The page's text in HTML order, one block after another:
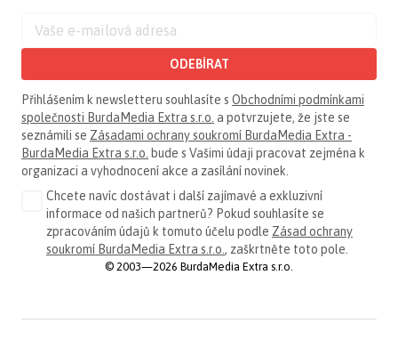
ODEBÍRAT
Přihlášením k newsletteru souhlasíte s Obchodními podmínkami
společnosti BurdaMedia Extra s.r.o. a potvrzujete, že jste se
seznámili se Zásadami ochrany soukromí BurdaMedia Extra -
BurdaMedia Extra s.r.o. bude s Vašimi údaji pracovat zejména k
organizaci a vyhodnocení akce a zasílání novinek.
Chcete navíc dostávat i další zajímavé a exkluzivní
informace od našich partnerů? Pokud souhlasíte se
zpracováním údajů k tomuto účelu podle Zásad ochrany
soukromí BurdaMedia Extra s.r.o. , zaškrtněte toto pole.
© 2003—2026 BurdaMedia Extra s.r.o.